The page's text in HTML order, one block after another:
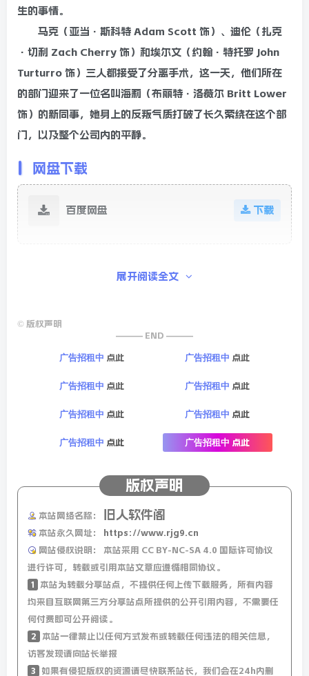
生的事情。
马克（亚当·斯科特 Adam Scott 饰）、迪伦（扎克
·切利 Zach Cherry 饰）和埃尔文（约翰·特托罗 John
Turturro 饰）三人都接受了分离手术，这一天，他们所在
的部门迎来了一位名叫海莉（布丽特·洛薇尔 Britt Lower
饰）的新同事，她身上的反叛气质打破了长久萦绕在这个部
门，以及整个公司内的平静。
网盘下载
百度网盘 下载
夸克网盘
下载
115网盘 下载
夸克网盘
展开阅读全文
© 版权声明
——— END ———
广告招租中 点此 广告招租中 点此
广告招租中 点此 广告招租中 点此
广告招租中 点此 广告招租中 点此
广告招租中 点此 广告招租中 点此
版权声明
本站网络名称： 旧人软件阁
本站永久网址：
https://www.rjg9.cn
网站侵权说明：
本站采用 CC BY-NC-SA 4.0 国际许可协议
进行许可，转载或引用本站文章应遵循相同协议。
1
本站为转载分享站点，不提供任何上传下载服务，所有内容
均来自互联网第三方分享站点所提供的公开引用内容，不需要任
何付费即可公开阅读。
2
本站一律禁止以任何方式发布或转载任何违法的相关信息，
访客发现请向站长举报
3
如果有侵犯版权的资源请尽快联系站长，我们会在24h内删